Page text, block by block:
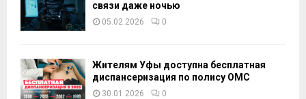
связи даже ночью
05.02.2026 0
Жителям Уфы доступна бесплатная
диспансеризация по полису ОМС
30.01.2026 0